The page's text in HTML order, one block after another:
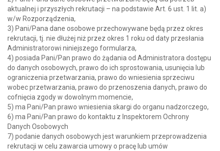
aktualnej i przyszłych rekrutacji – na podstawie Art. 6 ust. 1 lit. a)
w/w Rozporządzenia,
3) Pani/Pana dane osobowe przechowywane będą przez okres
rekrutacji, tj. nie dłużej niż przez okres 1 roku od daty przesłania
Administratorowi niniejszego formularza,
4) posiada Pani/Pan prawo do żądania od Administratora dostępu
do danych osobowych, prawo do ich sprostowania, usunięcia lub
ograniczenia przetwarzania, prawo do wniesienia sprzeciwu
wobec przetwarzania, prawo do przenoszenia danych, prawo do
cofnięcia zgody w dowolnym momencie,
5) ma Pani/Pan prawo wniesienia skargi do organu nadzorczego,
6) ma Pani/Pan prawo do kontaktu z Inspektorem Ochrony
Danych Osobowych
7) podanie danych osobowych jest warunkiem przeprowadzenia
rekrutacji w celu zawarcia umowy o pracę lub umów